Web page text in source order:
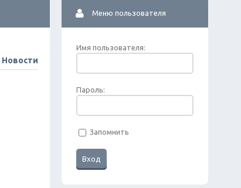
Новости
Меню пользователя
Имя пользователя:
Пароль:
Запомнить